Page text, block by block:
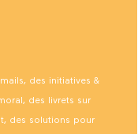
des initiatives &
des livrets sur
des solutions pour